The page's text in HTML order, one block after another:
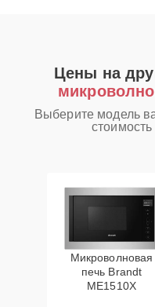
Цены на
Выберите модель
Микроволновая
печь Brandt
ME1510X